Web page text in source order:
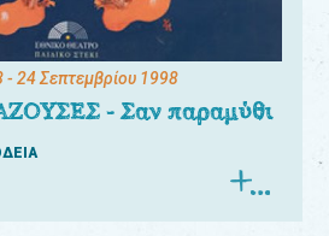
- 24 Σεπτεμβρίου 1998
- Σαν παραμύθι